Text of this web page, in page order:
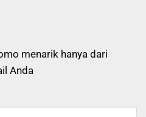
menarik hanya dari
Anda